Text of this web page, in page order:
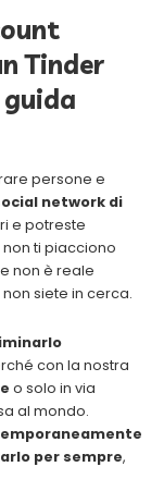
Tinder
persone e
network di
e potreste
ti piacciono
non è reale
siete in cerca.
con la nostra
o solo in via
al mondo.
per sempre,